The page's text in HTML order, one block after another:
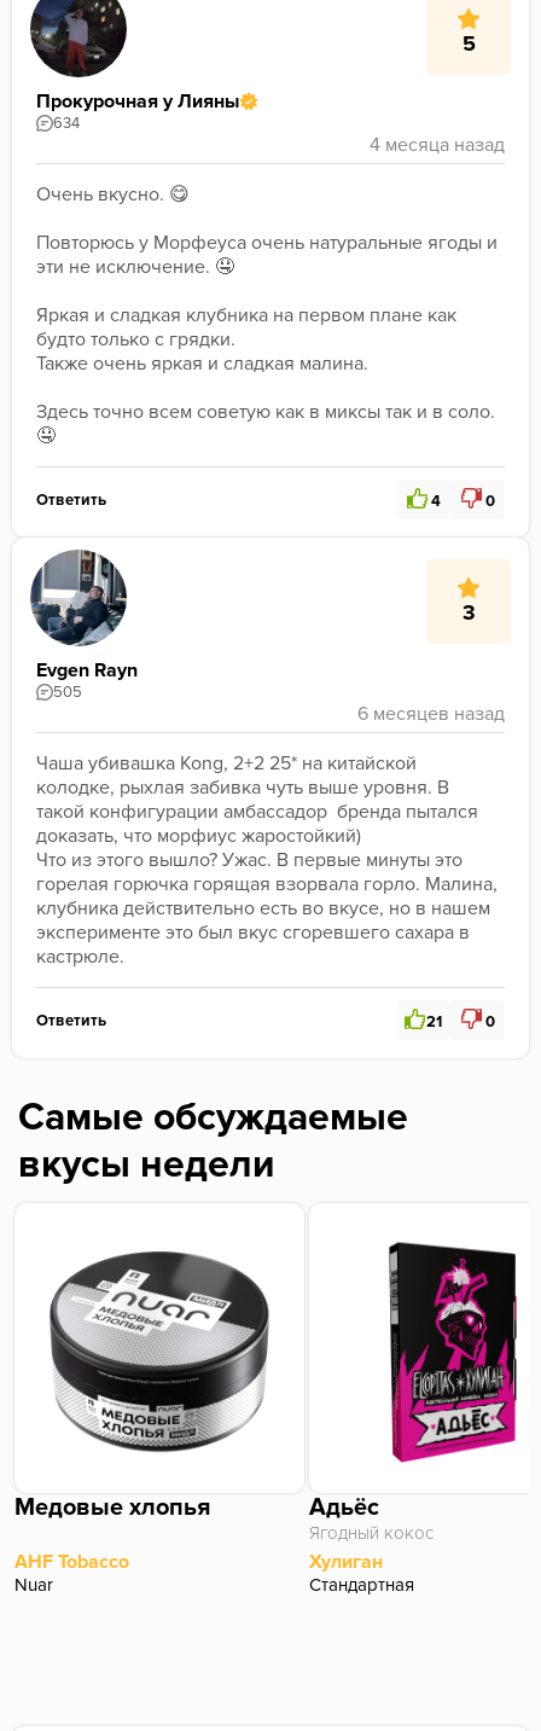
5
Прокурочная у Лияны
634
Очень вкусно. 😋
﻿Повторюсь у Морфеуса очень натуральные ягоды и
эти не исключение. 🤤
﻿Яркая и сладкая клубника на первом плане как
будто только с грядки.
﻿Также очень яркая и сладкая малина.
﻿Здесь точно всем советую как в миксы так и в соло.
🤤
Ответить 4 0
3
Evgen Rayn
505
Чаша убивашка Kong, 2+2 25* на китайской
колодке, рыхлая забивка чуть выше уровня. В
такой конфигурации амбассадор  бренда пытался
доказать, что морфиус жаростойкий)
Что из этого вышло? Ужас. В первые минуты это
горелая горючка горящая взорвала горло. Малина,
клубника действительно есть во вкусе, но в нашем
эксперименте это был вкус сгоревшего сахара в
кастрюле.
Ответить 21 0
Самые обсуждаемые
вкусы недели
Медовые хлопья
AHF Tobacco
Nuar
Адьёс
Ягодный кокос
Хулиган
Стандартная